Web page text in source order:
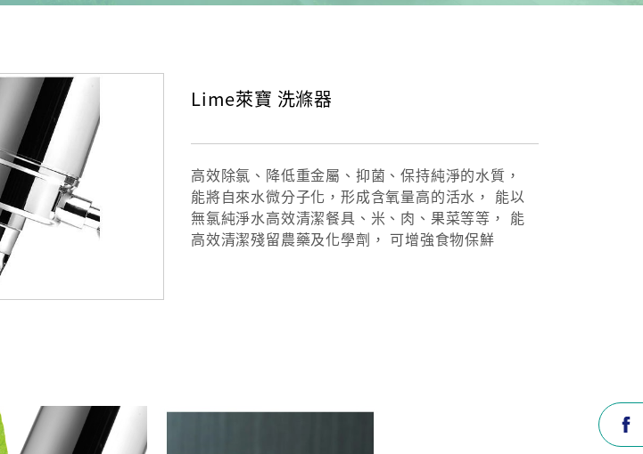
Lime萊寶 洗滌器
高效除氯、降低重金屬、抑菌、保持純淨的水質，
能將自來水微分子化，形成含氧量高的活水， 能以
無氯純淨水高效清潔餐具、米、肉、果菜等等， 能
高效清潔殘留農藥及化學劑， 可增強食物保鮮